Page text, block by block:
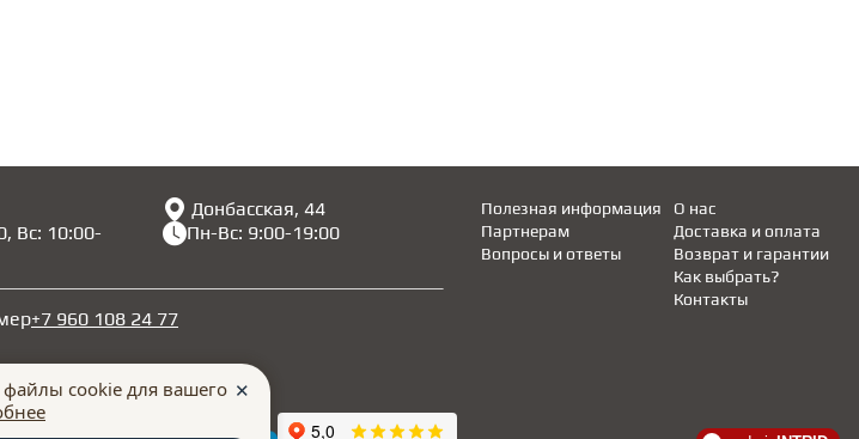
Вс: 10:00-
Донбасская, 44
Пн-Вс: 9:00-19:00
+7 960 108 24 77
Полезная информация
Партнерам
Вопросы и ответы
Доставка и оплата
Возврат и гарантии
Как выбрать?
О нас
Контакты
cookie для вашего ✕